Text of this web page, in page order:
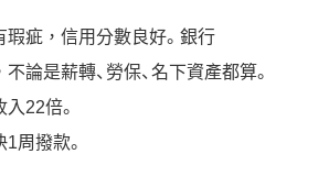
瑕疵，信用分數良好。銀行
論是薪轉、勞保、名下資產都算。
22倍。
周撥款。